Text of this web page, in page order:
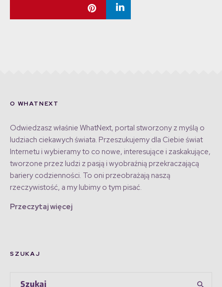
O WHATNEXT
Odwiedzasz właśnie WhatNext, portal stworzony z myślą o
ludziach ciekawych świata. Przeszukujemy dla Ciebie świat
Internetu i wybieramy to co nowe, interesujące i zaskakujące,
tworzone przez ludzi z pasją i wyobraźnią przekraczającą
bariery codzienności. To oni przeobrażają naszą
rzeczywistość, a my lubimy o tym pisać.
Przeczytaj więcej
SZUKAJ